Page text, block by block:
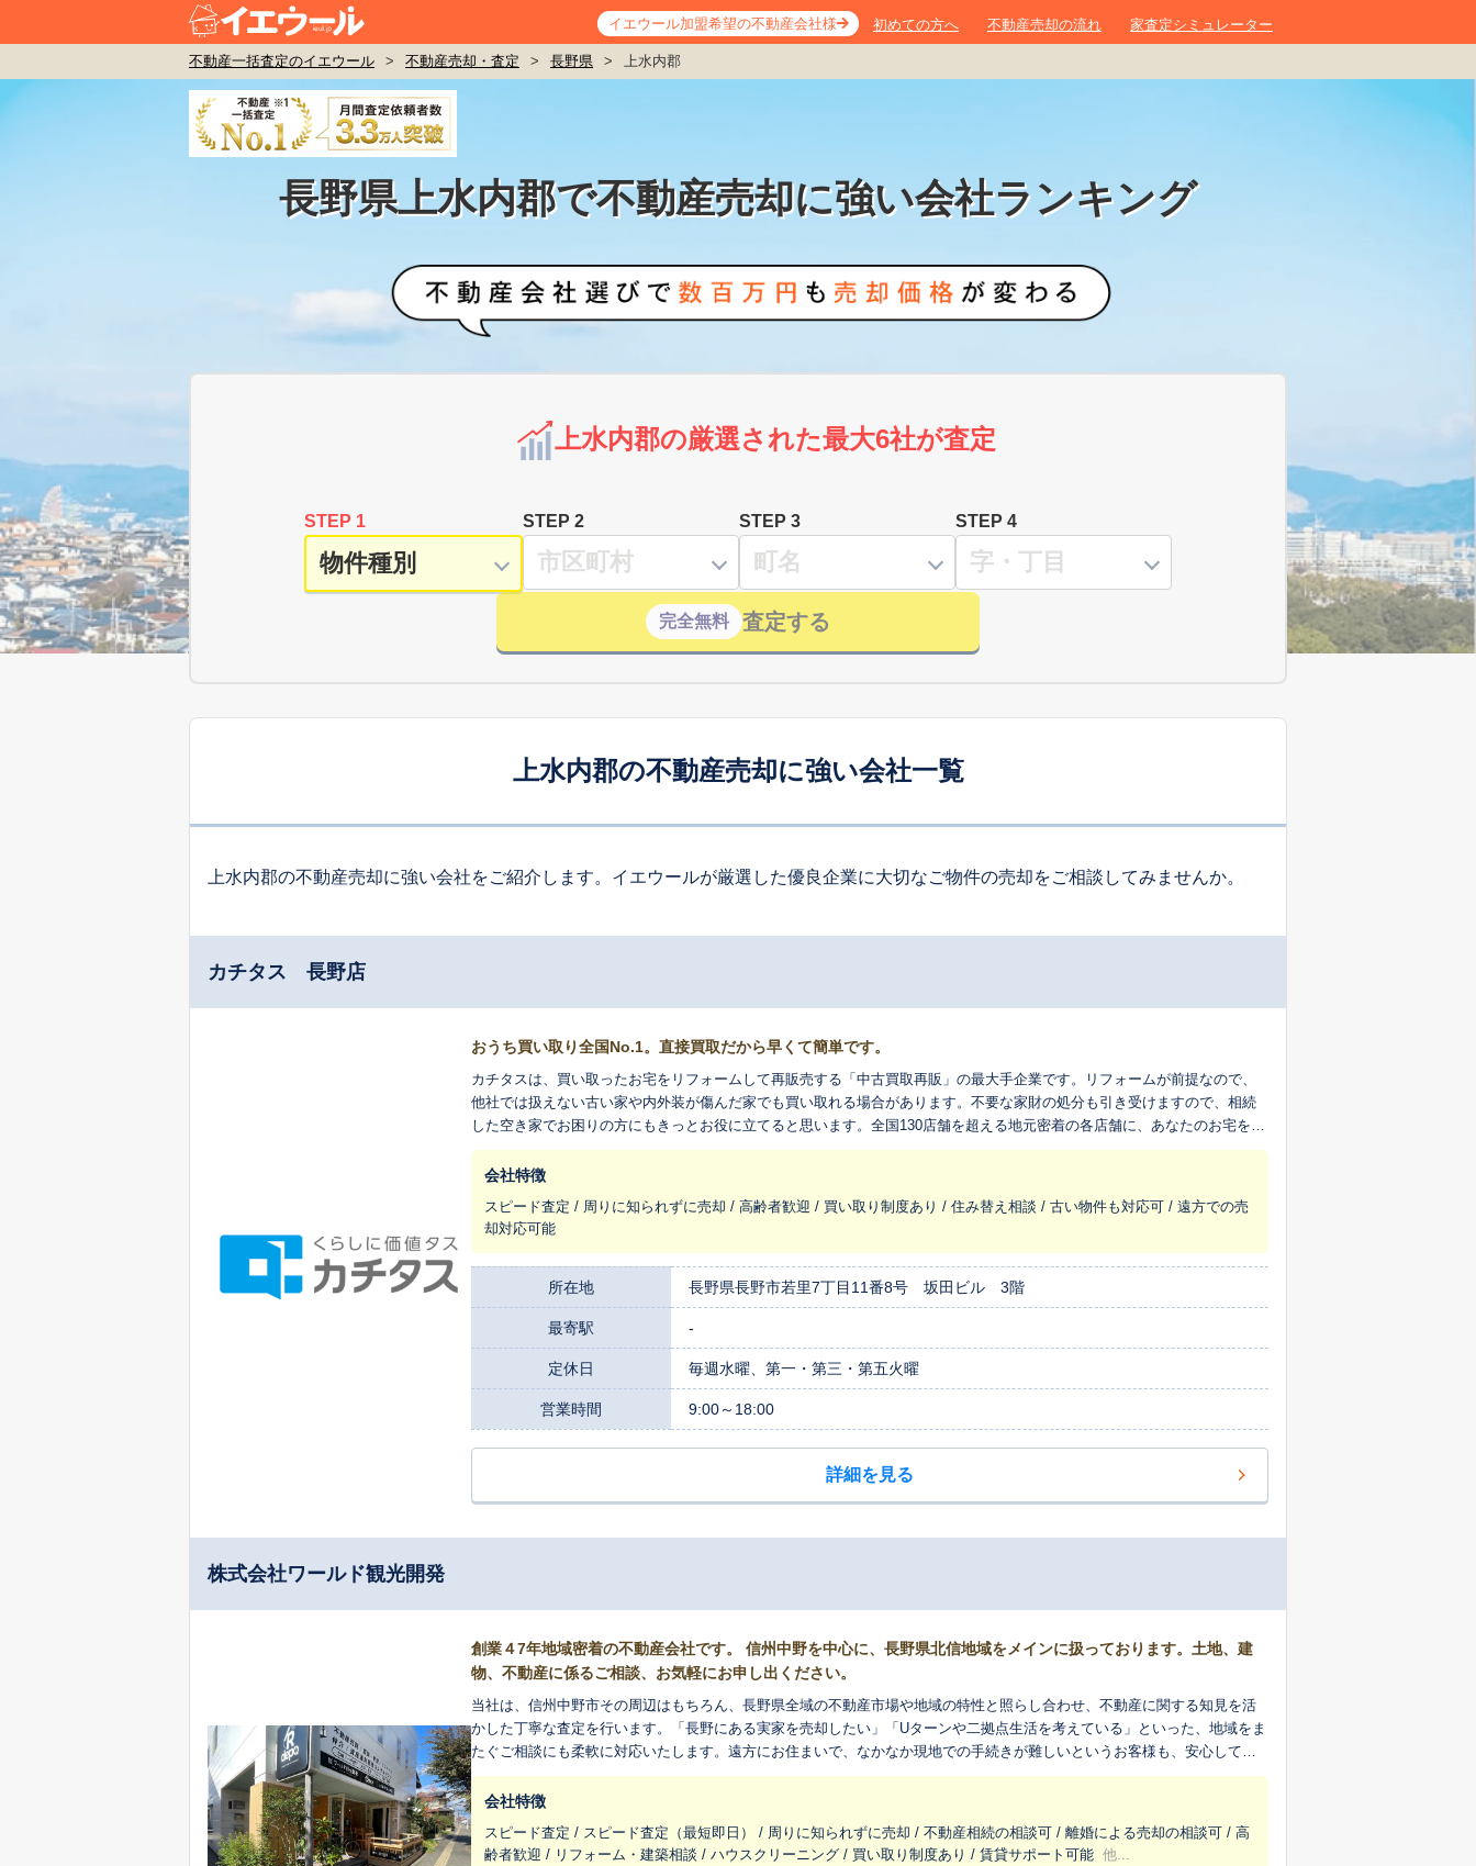
イエウール加盟希望の不動産会社様 初めての方へ 不動産売却の流れ 家査定シミュレーター
不動産一括査定のイエウール > 不動産売却・査定 > 長野県 > 上水内郡
長野県上水内郡で不動産売却に強い会社ランキング
上水内郡の厳選された最大6社が査定
STEP 1 STEP 2 STEP 3 STEP 4
完全無料 査定する
上水内郡の不動産売却に強い会社一覧
上水内郡の不動産売却に強い会社をご紹介します。イエウールが厳選した優良企業に大切なご物件の売却をご相談してみませんか。
カチタス 長野店
おうち買い取り全国No.1。直接買取だから早くて簡単です。
カチタスは、買い取ったお宅をリフォームして再販売する「中古買取再販」の最大手企業です。リフォームが前提なので、
他社では扱えない古い家や内外装が傷んだ家でも買い取れる場合があります。不要な家財の処分も引き受けますので、相続
した空き家でお困りの方にもきっとお役に立てると思います。全国130店舗を超える地元密着の各店舗に、あなたのお宅を生
まれ変わらせ、長く住みつなぐお手伝いをさせてください。
会社特徴
スピード査定 / 周りに知られずに売却 / 高齢者歓迎 / 買い取り制度あり / 住み替え相談 / 古い物件も対応可 / 遠方での売
却対応可能
所在地 長野県長野市若里7丁目11番8号 坂田ビル 3階
最寄駅 -
定休日 毎週水曜、第一・第三・第五火曜
営業時間 9:00～18:00
詳細を見る
株式会社ワールド観光開発
創業４7年地域密着の不動産会社です。 信州中野を中心に、長野県北信地域をメインに扱っております。土地、建
物、不動産に係るご相談、お気軽にお申し出ください。
当社は、信州中野市その周辺はもちろん、長野県全域の不動産市場や地域の特性と照らし合わせ、不動産に関する知見を活
かした丁寧な査定を行います。「長野にある実家を売却したい」「Uターンや二拠点生活を考えている」といった、地域をま
たぐご相談にも柔軟に対応いたします。遠方にお住まいで、なかなか現地での手続きが難しいというお客様も、安心してお
任せください。 査定のご依頼が、そのまま売却の決定とはなりませんので、まずはお客様のお話をお聞かせいただくことか
ら始めたいと考えております。どうぞお気軽にご相談ください。 電話：0269-22-5478 もしくはお問合せフォームからどう
会社特徴
スピード査定 / スピード査定（最短即日） / 周りに知られずに売却 / 不動産相続の相談可 / 離婚による売却の相談可 / 高
齢者歓迎 / リフォーム・建築相談 / ハウスクリーニング / 買い取り制度あり / 賃貸サポート可能 他...